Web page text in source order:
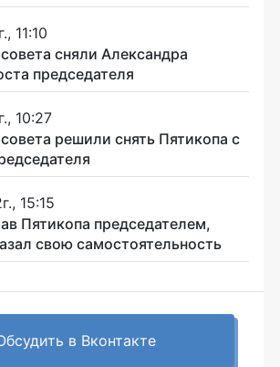
11:10
сняли Александра
председателя
10:27
решили снять Пятикопа с
15:15
Пятикопа председателем,
свою самостоятельность
в Вконтакте